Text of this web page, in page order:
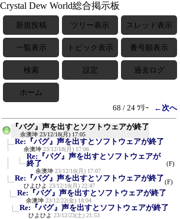
Crystal Dew World総合掲示板
新規投稿 ツリー表示 スレッド表示
一覧表示 トピック表示 番号順表示
検索 設定 過去ログ
ホーム
68 / 24 ﾂﾘｰ
←次へ
『バグ』声を出すとソフトウェアが終了
余澳坤 23/12/18(月) 17:05
Re:『バグ』声を出すとソフトウェアが終了
余澳坤 23/12/18(月) 17:06
Re:『バグ』声を出すとソフトウェアが
終了
余澳坤 23/12/18(月) 17:07
(F)
Re:『バグ』声を出すとソフトウェアが終了
ひよひよ 23/12/18(月) 22:47
(F)
Re:『バグ』声を出すとソフトウェアが終了
余澳坤 23/12/22(金) 18:04
Re:『バグ』声を出すとソフトウェアが終了
ひよひよ 23/12/23(土) 21:53